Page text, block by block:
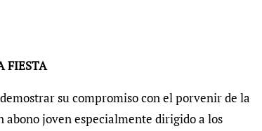
FIESTA
su compromiso con el porvenir de la
abono joven especialmente dirigido a los